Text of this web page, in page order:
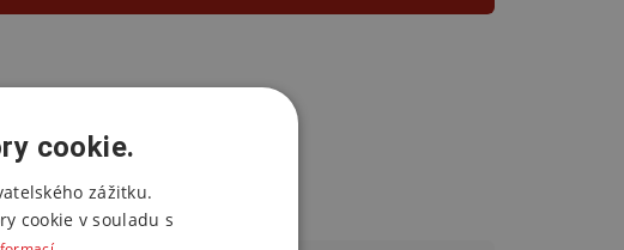
cookie.
zážitku.
cookie v souladu s